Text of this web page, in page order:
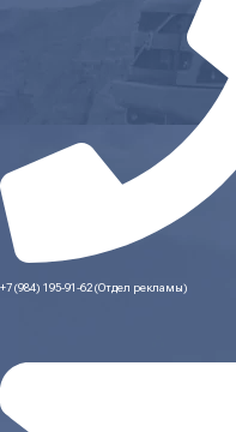
+7 (984) 195-91-62 (Отдел рекламы)